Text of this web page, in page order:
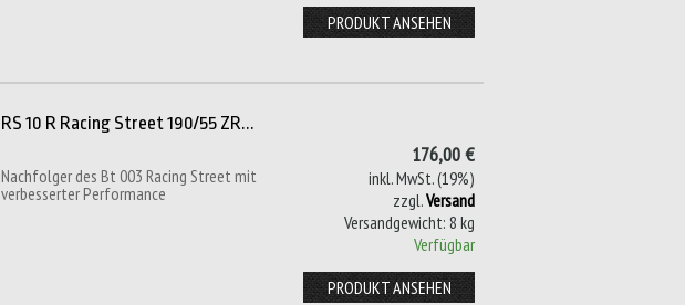
PRODUKT ANSEHEN
RS 10 R Racing Street 190/55 ZR...
Nachfolger des Bt 003 Racing Street mit
verbesserter Performance
176,00 €
inkl. MwSt. (19%)
zzgl.Versand
Versandgewicht: 8 kg
Verfügbar
PRODUKT ANSEHEN